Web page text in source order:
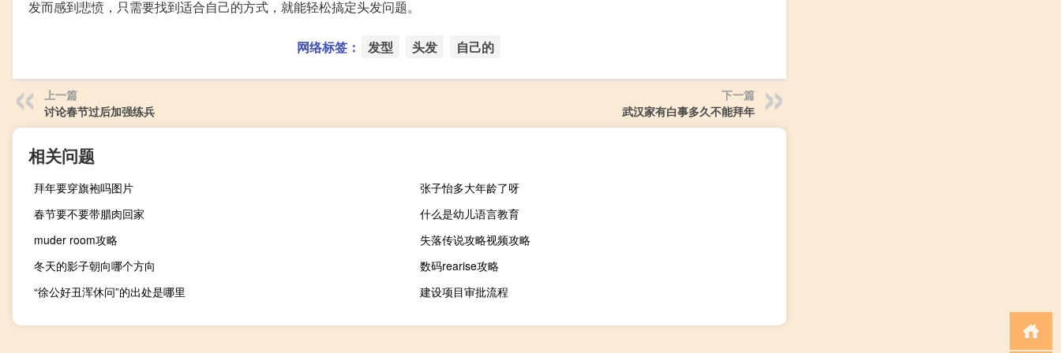
发而感到悲愤，只需要找到适合自己的方式，就能轻松搞定头发问题。
网络标签： 发型 头发 自己的
上一篇
讨论春节过后加强练兵
下一篇
武汉家有白事多久不能拜年
相关问题
拜年要穿旗袍吗图片
张子怡多大年龄了呀
春节要不要带腊肉回家
什么是幼儿语言教育
muder room攻略
失落传说攻略视频攻略
冬天的影子朝向哪个方向
数码rearise攻略
“徐公好丑浑休问”的出处是哪里
建设项目审批流程